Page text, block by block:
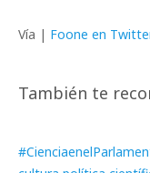
Vía | Foone en
También te